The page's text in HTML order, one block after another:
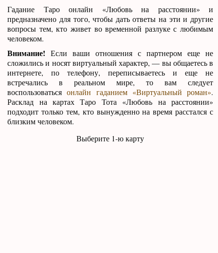
Гадание Таро онлайн «Любовь на расстоянии» и
предназначено для того, чтобы дать ответы на эти и другие
вопросы тем, кто живет во временной разлуке с любимым
человеком.
Внимание! Если ваши отношения с партнером еще не
сложились и носят виртуальный характер, — вы общаетесь в
интернете, по телефону, переписываетесь и еще не
встречались в реальном мире, то вам следует
воспользоватьсяонлайн гаданием «Виртуальный роман».
Расклад на картах Таро Тота «Любовь на расстоянии»
подходит только тем, кто вынужденно на время расстался с
близким человеком.
Выберите 1-ю карту